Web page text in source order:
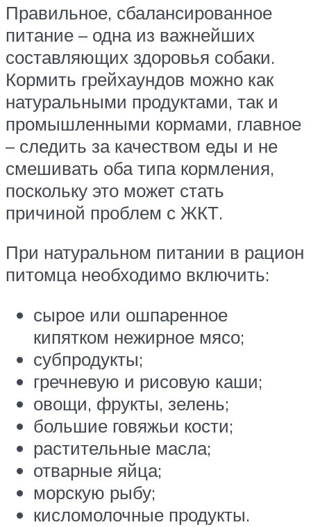
Правильное, сбалансированное
питание – одна из важнейших
составляющих здоровья собаки.
Кормить грейхаундов можно как
натуральными продуктами, так и
промышленными кормами, главное
– следить за качеством еды и не
смешивать оба типа кормления,
поскольку это может стать
причиной проблем с ЖКТ.
При натуральном питании в рацион
питомца необходимо включить:
сырое или ошпаренное
кипятком нежирное мясо;
субпродукты;
гречневую и рисовую каши;
овощи, фрукты, зелень;
большие говяжьи кости;
растительные масла;
отварные яйца;
морскую рыбу;
кисломолочные продукты.